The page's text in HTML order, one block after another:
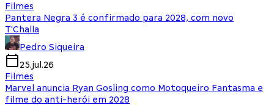
Filmes
Pantera Negra 3 é confirmado para 2028, com novo
T'Challa
Pedro Siqueira
25.jul.26
Filmes
Marvel anuncia Ryan Gosling como Motoqueiro Fantasma e
filme do anti-herói em 2028